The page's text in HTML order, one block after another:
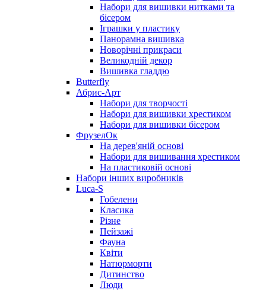
Набори для вишивки нитками та
бісером
Іграшки у пластику
Панорамна вишивка
Новорічні прикраси
Великодній декор
Вишивка гладдю
Butterfly
Абрис-Арт
Набори для творчості
Набори для вишивки хрестиком
Набори для вишивки бісером
ФрузелОк
На дерев'яній основі
Набори для вишивання хрестиком
На пластиковій основі
Набори інших виробників
Luca-S
Гобелени
Класика
Різне
Пейзажі
Фауна
Квіти
Натюрморти
Дитинство
Люди